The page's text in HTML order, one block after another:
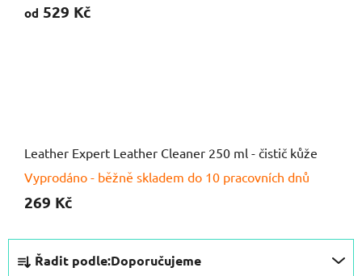
od 529 Kč
Leather Expert Leather Cleaner 250 ml - čistič kůže
Vyprodáno - běžně skladem do 10 pracovních dnů
269 Kč
Ř
Řadit podle:Doporučujeme